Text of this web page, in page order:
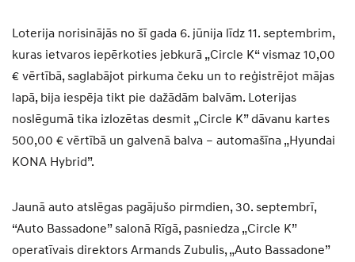
Loterija norisinājās no šī gada 6. jūnija līdz 11. septembrim,
kuras ietvaros iepērkoties jebkurā „Circle K“ vismaz 10,00
€ vērtībā, saglabājot pirkuma čeku un to reģistrējot mājas
lapā, bija iespēja tikt pie dažādām balvām. Loterijas
noslēgumā tika izlozētas desmit „Circle K” dāvanu kartes
500,00 € vērtībā un galvenā balva – automašīna „Hyundai
KONA Hybrid”.
Jaunā auto atslēgas pagājušo pirmdien, 30. septembrī,
“Auto Bassadone” salonā Rīgā, pasniedza „Circle K”
operatīvais direktors Armands Zubulis, „Auto Bassadone”